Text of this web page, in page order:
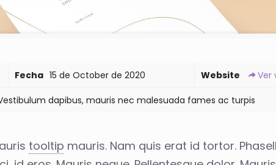
Fecha 15 de October de 2020 Website Ver
dapibus, mauris nec malesuada fames ac turpis
tooltip mauris. Nam quis erat id tortor.